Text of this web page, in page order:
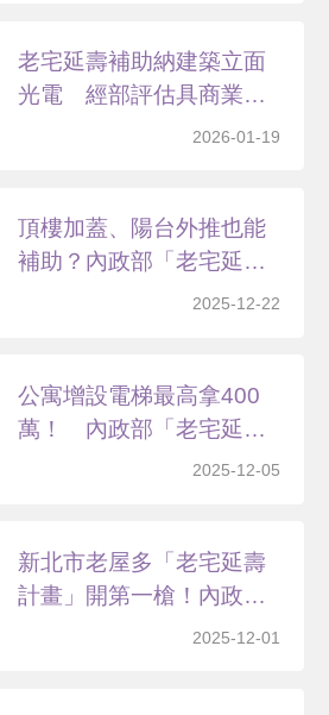
老宅延壽補助納建築立面
光電 經部評估具商業誘
2026-01-19
頂樓加蓋、陽台外推也能
補助？內政部「老宅延
2025-12-22
公寓增設電梯最高拿400
萬！ 內政部「老宅延
2025-12-05
新北市老屋多「老宅延壽
計畫」開第一槍！內政部
2025-12-01